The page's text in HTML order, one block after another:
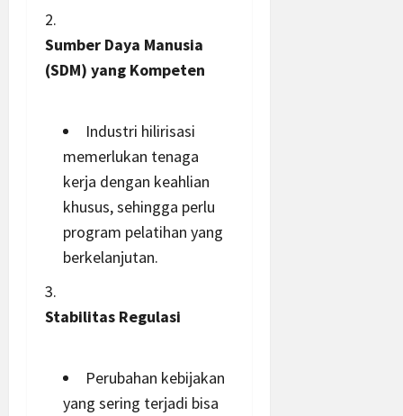
Sumber Daya Manusia
(SDM) yang Kompeten
Industri hilirisasi
memerlukan tenaga
kerja dengan keahlian
khusus, sehingga perlu
program pelatihan yang
berkelanjutan.
Stabilitas Regulasi
Perubahan kebijakan
yang sering terjadi bisa